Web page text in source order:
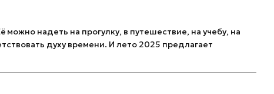
можно надеть на прогулку, в путешествие, на учебу, на
духу времени. И лето 2025 предлагает